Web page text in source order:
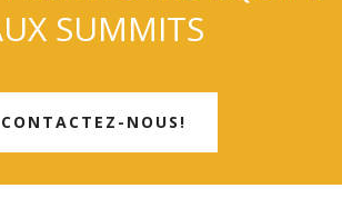
SUMMITS
CONTACTEZ-NOUS!